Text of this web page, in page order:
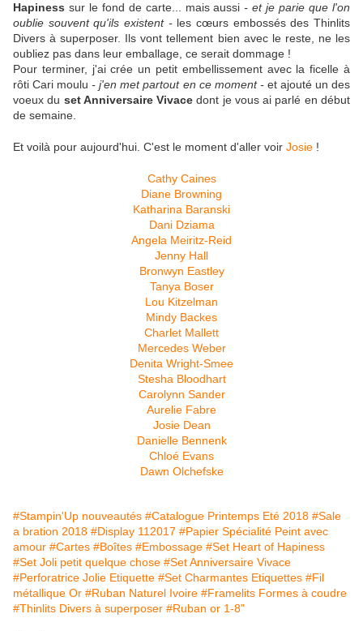
Hapiness sur le fond de carte... mais aussi- et je parie que l'on
oublie souvent qu'ils existent -les cœurs embossés des Thinlits
Divers à superposer. Ils vont tellement bien avec le reste, ne les
oubliez pas dans leur emballage, ce serait dommage !
Pour terminer, j'ai crée un petit embellissement avec la ficelle à
rôti Cari moulu- j'en met partout en ce moment - et ajouté un des
voeux du set Anniversaire Vivace dont je vous ai parlé en début
de semaine.
Et voilà pour aujourd'hui. C'est le moment d'aller voir Josie !
Cathy Caines
Diane Browning
Katharina Baranski
Dani Dziama
Angela Meiritz-Reid
Jenny Hall
Bronwyn Eastley
Tanya Boser
Lou Kitzelman
Mindy Backes
Charlet Mallett
Mercedes Weber
Denita Wright-Smee
Stesha Bloodhart
Carolynn Sander
Aurelie Fabre
Josie Dean
Danielle Bennenk
Chloé Evans
Dawn Olchefske
#Stampin'Up nouveautés #Catalogue Printemps Eté 2018 #Sale
a bration 2018 #Display 112017 #Papier Spécialité Peint avec
amour #Cartes #Boîtes #Embossage #Set Heart of Hapiness
#Set Joli petit quelque chose #Set Anniversaire Vivace
#Perforatrice Jolie Etiquette #Set Charmantes Etiquettes #Fil
métallique Or #Ruban Naturel Ivoire #Framelits Formes à coudre
#Thinlits Divers à superposer #Ruban or 1-8"